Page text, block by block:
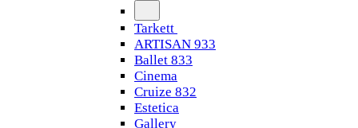
Tarkett
ARTISAN 933
Ballet 833
Cinema
Cruize 832
Estetica
Gallery